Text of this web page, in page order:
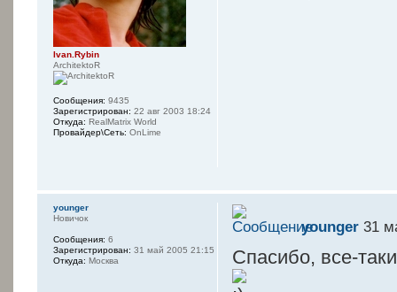
Ivan.Rybin
ArchitektoR
Сообщения: 9435
Зарегистрирован: 22 авг 2003 18:24
Откуда: RealMatrix World
Провайдер\Сеть: OnLime
younger 31
Спасибо, все-
younger
Новичок
Сообщения: 6
Зарегистрирован: 31 май 2005 21:15
Откуда: Москва